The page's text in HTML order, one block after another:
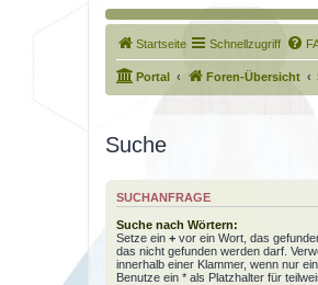
Startseite Schnellzugriff
Portal Foren-Übersicht
Suche
SUCHANFRAGE
Suche nach Wörtern:
Setze ein + vor ein Wort, das
das nicht gefunden werden darf.
innerhalb einer Klammer, wenn nur
Benutze ein * als Platzhalter für